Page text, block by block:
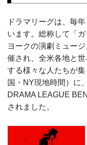
ドラマリーグは、毎
います。総称して「
ヨークの演劇ミュー
催され、全米各地と
する様々な人たちが
国・NY現地時間）に
DRAMA LEAGUE
されました。